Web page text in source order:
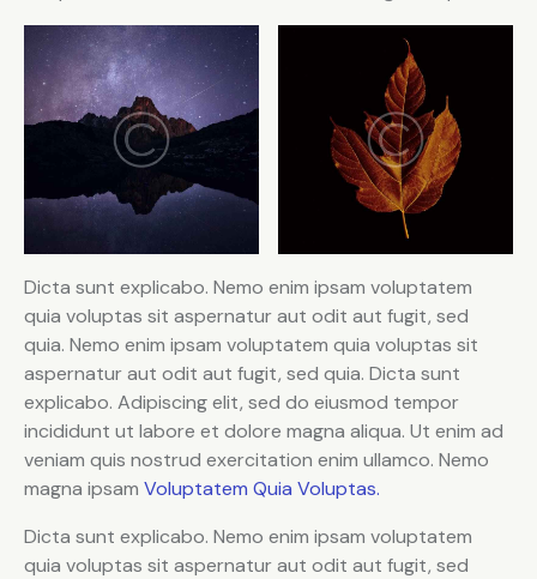
Dicta sunt explicabo. Nemo enim ipsam voluptatem
quia voluptas sit aspernatur aut odit aut fugit, sed
quia. Nemo enim ipsam voluptatem quia voluptas sit
aspernatur aut odit aut fugit, sed quia. Dicta sunt
explicabo. Adipiscing elit, sed do eiusmod tempor
incididunt ut labore et dolore magna aliqua. Ut enim ad
veniam quis nostrud exercitation enim ullamco. Nemo
magna ipsam Voluptatem Quia Voluptas.
Dicta sunt explicabo. Nemo enim ipsam voluptatem
quia voluptas sit aspernatur aut odit aut fugit, sed